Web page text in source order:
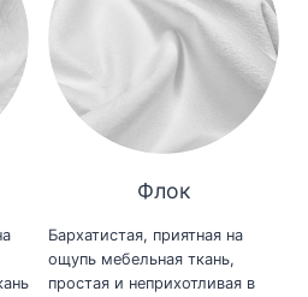
Флок
Бархатистая, приятная на
ощупь мебельная ткань,
простая и неприхотливая в